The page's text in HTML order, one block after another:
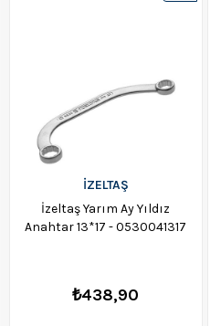
İZELTAŞ
İzeltaş Yarım Ay Yıldız
Anahtar 13*17 - 0530041317
₺438,90